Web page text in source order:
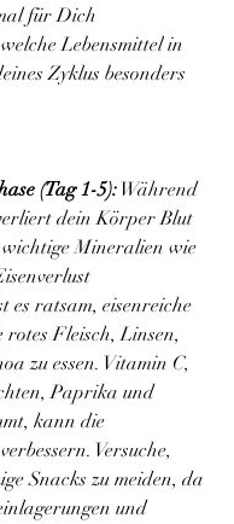
für Dich
Lebensmittel in
Zyklus besonders
(Tag 1-5): Während
dein Körper Blut
Mineralien wie
es ratsam, eisenreiche
rotes Fleisch, Linsen,
zu essen. Vitamin C,
Paprika und
kann die
Versuche,
Snacks zu meiden, da
und